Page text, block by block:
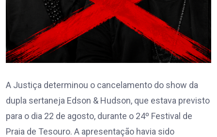
A Justiça determinou o cancelamento do show da
dupla sertaneja Edson & Hudson, que estava previsto
para o dia 22 de agosto, durante o 24º Festival de
Praia de Tesouro. A apresentação havia sido